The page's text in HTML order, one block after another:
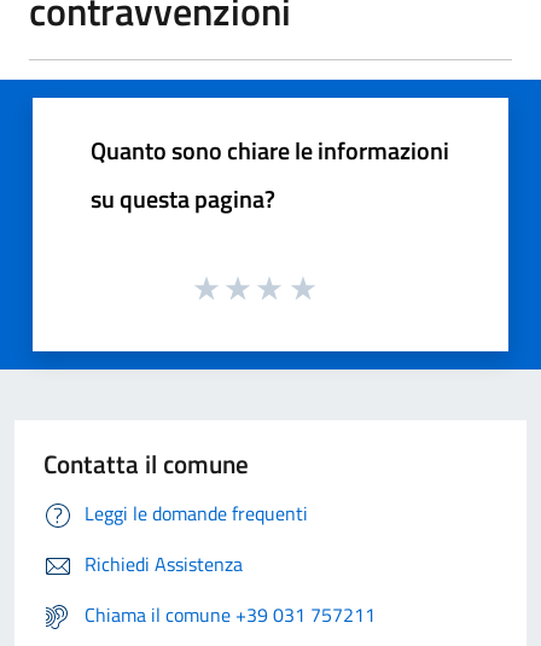
Quanto sono chiare le informazioni
su questa pagina?
Contatta il comune
Leggi le domande frequenti
Richiedi Assistenza
Chiama il comune +39 031 757211